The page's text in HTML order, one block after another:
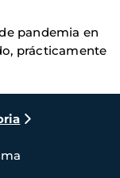
pandemia en
prácticamente